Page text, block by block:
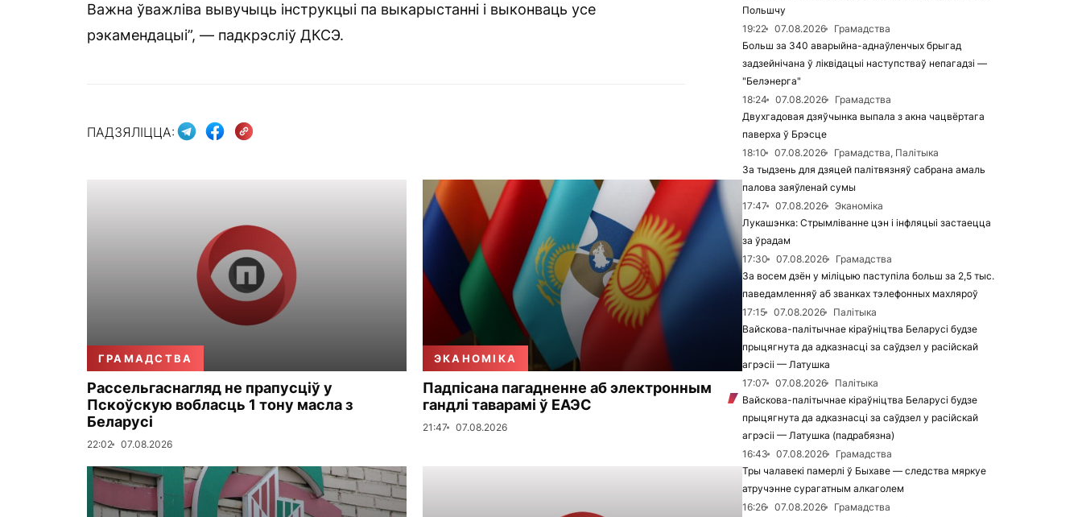
Важна ўважліва вывучыць інструкцыі па выкарыстанні і выконваць усе
рэкамендацыі”, — падкрэсліў ДКСЭ.
ПАДЗЯЛІЦЦА:
ГРАМАДСТВА
Рассельгаснагляд не прапусціў у
Пскоўскую вобласць 1 тону масла з
Беларусі
22:02 07.08.2026
ЭКАНОМІКА
Падпісана пагадненне аб электронным
гандлі таварамі ў ЕАЭС
21:47 07.08.2026
Польшчу
19:22
07.08.2026
Грамадства
Больш за 340 аварыйна-аднаўленчых брыгад
задзейнічана ў ліквідацыі наступстваў непагадзі —
"Белэнерга"
18:24
07.08.2026
Грамадства
Двухгадовая дзяўчынка выпала з акна чацвёртага
паверха ў Брэсце
18:10
07.08.2026
Грамадства, Палітыка
За тыдзень для дзяцей палітвязняў сабрана амаль
палова заяўленай сумы
17:47
07.08.2026
Эканоміка
Лукашэнка: Стрымліванне цэн і інфляцыі застаецца
за ўрадам
17:30
07.08.2026
Грамадства
За восем дзён у міліцыю паступіла больш за 2,5 тыс.
паведамленняў аб званках тэлефонных махляроў
17:15
07.08.2026
Палітыка
Вайскова-палітычнае кіраўніцтва Беларусі будзе
прыцягнута да адказнасці за саўдзел у расійскай
агрэсіі — Латушка
17:07
07.08.2026
Палітыка
Вайскова-палітычнае кіраўніцтва Беларусі будзе
прыцягнута да адказнасці за саўдзел у расійскай
агрэсіі — Латушка (падрабязна)
16:43
07.08.2026
Грамадства
Тры чалавекі памерлі ў Быхаве — следства мяркуе
атручэнне сурагатным алкаголем
16:26
07.08.2026
Грамадства